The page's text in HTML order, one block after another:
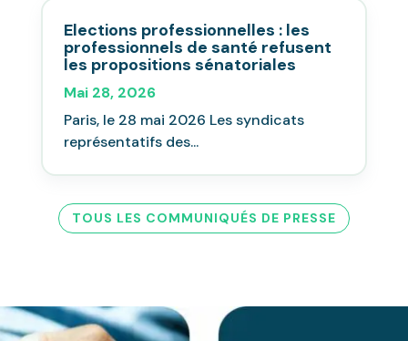
Elections professionnelles : les
professionnels de santé refusent
les propositions sénatoriales
Mai 28, 2026
Paris, le 28 mai 2026 Les syndicats
représentatifs des...
TOUS LES COMMUNIQUÉS DE PRESSE